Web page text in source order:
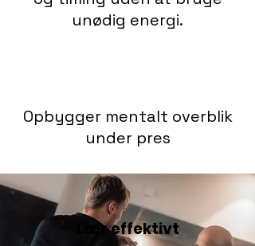
unødig energi.
Opbygger mentalt overblik
under pres
Lær effektivt